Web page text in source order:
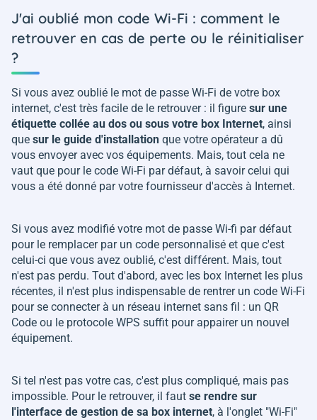
J'ai oublié mon code Wi-Fi : comment le
retrouver en cas de perte ou le réinitialiser
?
Si vous avez oublié le mot de passe Wi-Fi de votre box
internet, c'est très facile de le retrouver : il figure sur une
étiquette collée au dos ou sous votre box Internet, ainsi
que sur le guide d'installation que votre opérateur a dû
vous envoyer avec vos équipements. Mais, tout cela ne
vaut que pour le code Wi-Fi par défaut, à savoir celui qui
vous a été donné par votre fournisseur d'accès à Internet.
Si vous avez modifié votre mot de passe Wi-fi par défaut
pour le remplacer par un code personnalisé et que c'est
celui-ci que vous avez oublié, c'est différent. Mais, tout
n'est pas perdu. Tout d'abord, avec les box Internet les plus
récentes, il n'est plus indispensable de rentrer un code Wi-Fi
pour se connecter à un réseau internet sans fil : un QR
Code ou le protocole WPS suffit pour appairer un nouvel
équipement.
Si tel n'est pas votre cas, c'est plus compliqué, mais pas
impossible. Pour le retrouver, il faut se rendre sur
l'interface de gestion de sa box internet, à l'onglet "Wi-Fi"